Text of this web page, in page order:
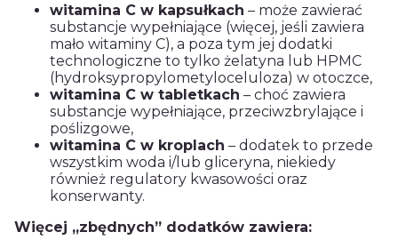
witamina C w kapsułkach – może zawierać
substancje wypełniające (więcej, jeśli zawiera
mało witaminy C), a poza tym jej dodatki
technologiczne to tylko żelatyna lub HPMC
(hydroksypropylometyloceluloza) w otoczce,
witamina C w tabletkach – choć zawiera
substancje wypełniające, przeciwzbrylające i
poślizgowe,
witamina C w kroplach – dodatek to przede
wszystkim woda i/lub gliceryna, niekiedy
również regulatory kwasowości oraz
konserwanty.
Więcej „zbędnych” dodatków zawiera: